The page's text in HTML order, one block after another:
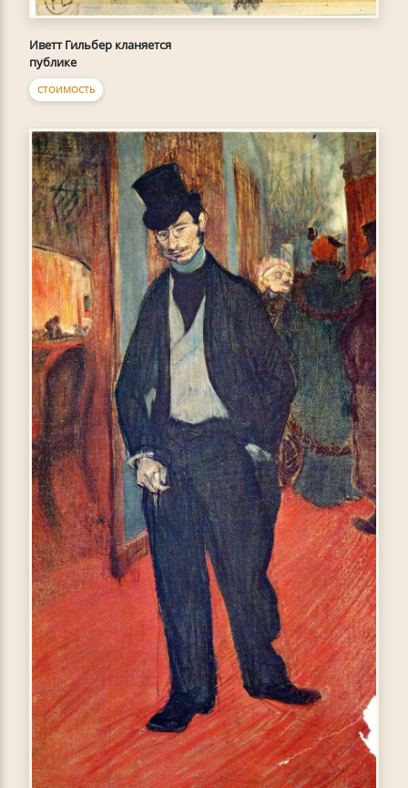
Иветт Гильбер кланяется
публике
СТОИМОСТЬ